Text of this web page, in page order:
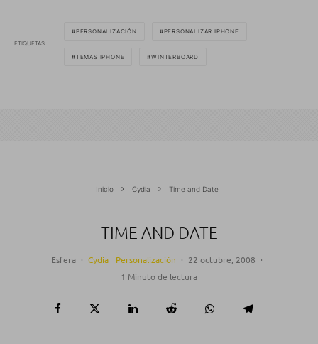
ETIQUETAS
PERSONALIZACIÓN PERSONALIZAR IPHONE
TEMAS IPHONE WINTERBOARD
Inicio Cydia Time and Date
TIME AND DATE
Esfera · Cydia Personalización · 22 octubre, 2008 ·
1 Minuto de lectura